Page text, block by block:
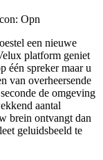
Opn
een nieuwe
platform geniet
één spreker maar u
van overheersende
de omgeving
aantal
brein ontvangt dan
geluidsbeeld te